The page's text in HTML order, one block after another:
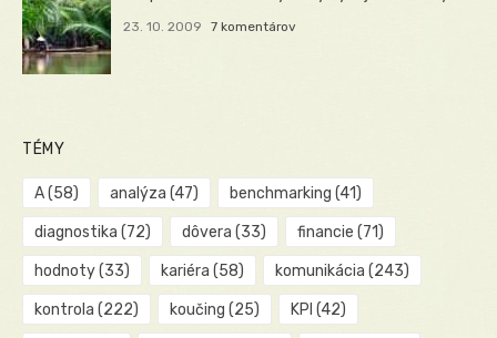
23. 10. 2009 7 komentárov
TÉMY
A(58) analýza (47) benchmarking (41)
diagnostika (72) dôvera (33) financie (71)
hodnoty(33) kariéra (58) komunikácia (243)
kontrola (222) koučing (25) KPI (42)